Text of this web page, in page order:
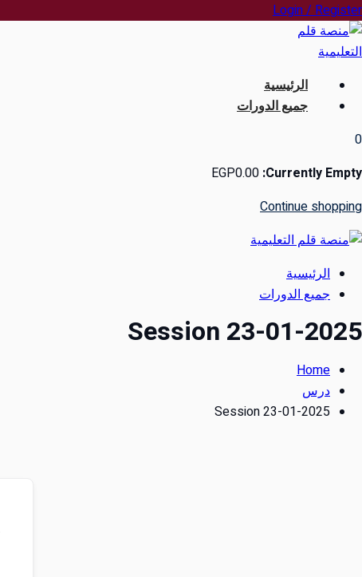
Skip
to
content
Login / Register
الرئيسية
جميع الدورات
0
Currently Empty:
EGP0.00
Continue shopping
الرئيسية
جميع الدورات
Session 23-01-2025
Home
درس
Session 23-01-2025